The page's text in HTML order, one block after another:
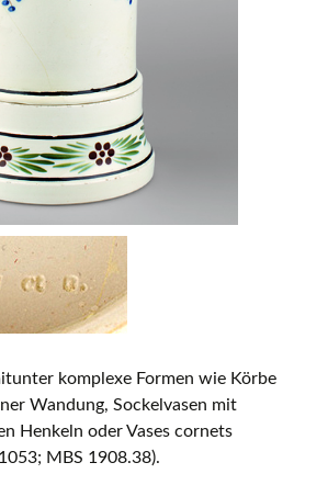
komplexe Formen wie Körbe
Wandung, Sockelvasen mit
Henkeln oder Vases cornets
MBS 1908.38).